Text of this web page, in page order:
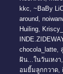
kkc, ~BaBy
around,
Huiling,
chocola_latte,
ฝัน...ในวันเหงา,
อมยิ้มลูกกวาด,